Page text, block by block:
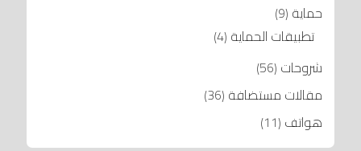
حماية (9)
تطبيقات الحماية (4)
شروحات (56)
مقالات مستضافة (36)
هواتف (11)